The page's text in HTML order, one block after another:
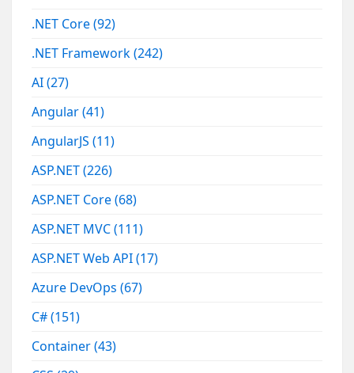
.NET Core(92)
.NET Framework(242)
AI(27)
Angular(41)
AngularJS(11)
ASP.NET(226)
ASP.NET Core(68)
ASP.NET MVC(111)
ASP.NET Web API(17)
Azure DevOps(67)
C#(151)
Container(43)